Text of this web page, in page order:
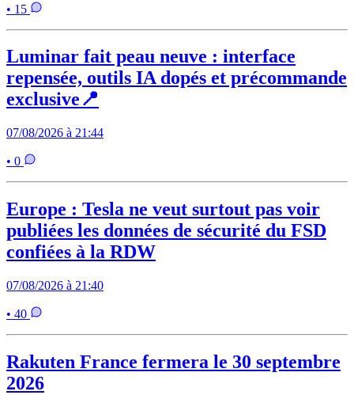
• 15
Luminar fait peau neuve : interface
repensée, outils IA dopés et précommande
exclusive📍
07/08/2026 à 21:44
• 0
Europe : Tesla ne veut surtout pas voir
publiées les données de sécurité du FSD
confiées à la RDW
07/08/2026 à 21:40
• 40
Rakuten France fermera le 30 septembre
2026